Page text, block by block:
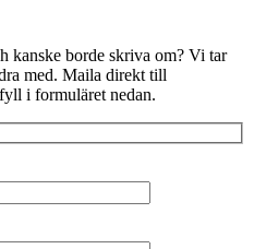
kanske borde skriva om? Vi tar
med. Maila direkt till
i formuläret nedan.